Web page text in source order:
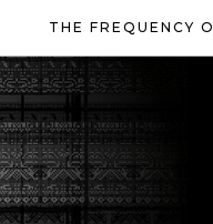
THE FREQUENCY